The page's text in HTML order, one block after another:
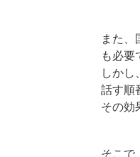
また
も必要
しかし、
話す順
その効
そこで